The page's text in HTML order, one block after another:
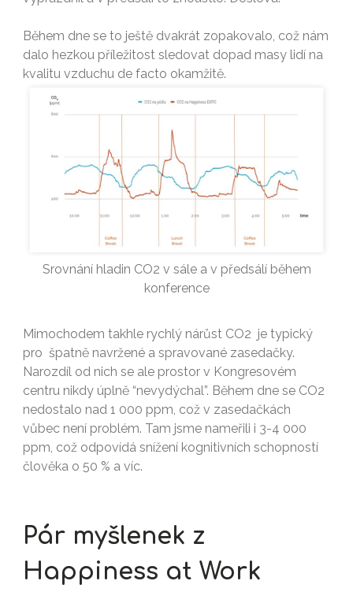
Během dne se to ještě dvakrát zopakovalo, což nám
dalo hezkou příležitost sledovat dopad masy lidí na
kvalitu vzduchu de facto okamžitě.
Srovnání hladin CO2 v sále a v předsálí během
konference
Mimochodem takhle rychlý nárůst CO2 je typický
pro špatně navržené a spravované zasedačky.
Narozdíl od nich se ale prostor v Kongresovém
centru nikdy úplně “nevydýchal”. Během dne se CO2
nedostalo nad 1 000 ppm, což v zasedačkách
vůbec není problém. Tam jsme nameřili i 3-4 000
ppm, což odpovídá snížení kognitivních schopností
člověka o 50 % a víc.
Pár myšlenek z
Happiness at Work